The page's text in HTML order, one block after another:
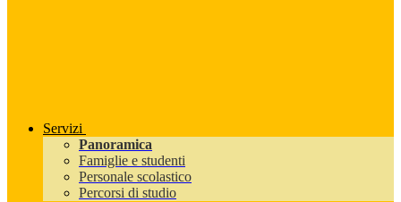
Servizi
Panoramica
Famiglie e studenti
Personale scolastico
Percorsi di studio